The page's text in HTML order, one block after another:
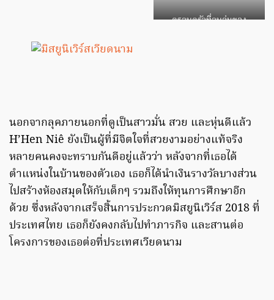
ครอบครัวที่อบอุ่นของ
นอกจากลุคภายนอกที่ดูเป็นสาวมั่น สวย และหุ่นดีแล้ว
H’Hen Niê ยังเป็นผู้ที่มีจิตใจที่สวยงามอย่างแท้จริง
หลายคนคงจะทราบกันดีอยู่แล้วว่า หลังจากที่เธอได้
ตำแหน่งในบ้านของตัวเอง เธอก็ได้นำเงินรางวัลบางส่วน
ไปสร้างห้องสมุดให้กับเด็กๆ รวมถึงให้ทุนการศึกษาอีก
ด้วย ซึ่งหลังจากเสร็จสิ้นการประกวดมิสยูนิเวิร์ส 2018 ที่
ประเทศไทย เธอก็ยังคงกลับไปทำภารกิจ และสานต่อ
โครงการของเธอต่อที่ประเทศเวียดนาม